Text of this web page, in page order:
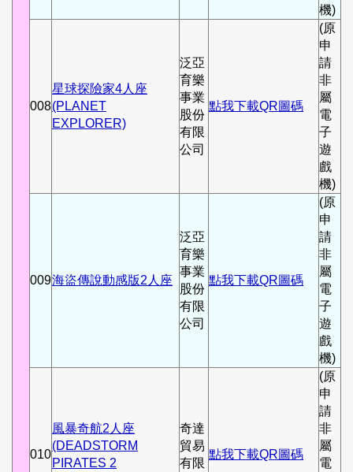
機)
008
星球探險家4人座
(PLANET
EXPLORER)
泛亞
育樂
事業
股份
有限
公司
點我下載QR圖碼
(原
申
請
非
屬
電
子
遊
戲
機)
009海盜傳說動感版2人座
泛亞
育樂
事業
股份
有限
公司
點我下載QR圖碼
(原
申
請
非
屬
電
子
遊
戲
機)
010
風暴奇航2人座
(DEADSTORM
PIRATES 2
奇達
貿易
有限
點我下載QR圖碼
(原
申
請
非
屬
電